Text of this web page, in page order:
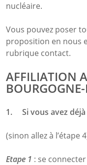
nucléaire.
Vous pouvez poser
proposition en nous
rubrique contact.
AFFILIATION
1. Si vous avez
(sinon allez à l’étape
Etape 1 : se